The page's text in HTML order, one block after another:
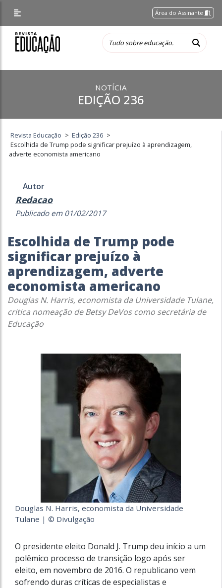
Área do Assinante
NOTÍCIA
EDIÇÃO 236
Revista Educação > Edição 236 >
Escolhida de Trump pode significar prejuízo à aprendizagem,
adverte economista americano
Autor
Redacao
Publicado em 01/02/2017
Escolhida de Trump pode
significar prejuízo à
aprendizagem, adverte
economista americano
Douglas N. Harris, economista da Universidade Tulane,
critica nomeação de Betsy DeVos como secretária de
Educação
Douglas N. Harris, economista da Universidade
Tulane | © Divulgação
O presidente eleito Donald J. Trump deu início a um
polêmico processo de transição logo após ser
eleito, em novembro de 2016. O republicano vem
sofrendo duras críticas de especialistas e